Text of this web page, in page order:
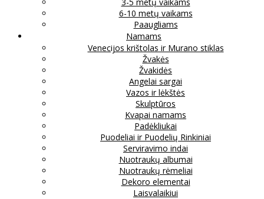
6-10 metų vaikams
Paaugliams
Namams
Venecijos krištolas ir Murano stiklas
Žvakės
Žvakidės
Angelai sargai
Vazos ir lėkštės
Skulptūros
Kvapai namams
Padėkliukai
Puodeliai ir Puodelių Rinkiniai
Serviravimo indai
Nuotraukų albumai
Nuotraukų rėmeliai
Dekoro elementai
Laisvalaikiui